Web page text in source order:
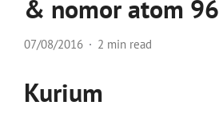
& nomor atom 96
07/08/2016 2 min read
Kuri­um